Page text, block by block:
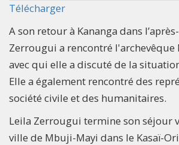
Télécharger
A son retour à Kananga dans
Zerrougui a rencontré l'archevêque
avec qui elle a discuté de la
Elle a également rencontré des
société civile et des humanitaires.
Leila Zerrougui termine son séjour
ville de Mbuji-Mayi dans le Kasaï-